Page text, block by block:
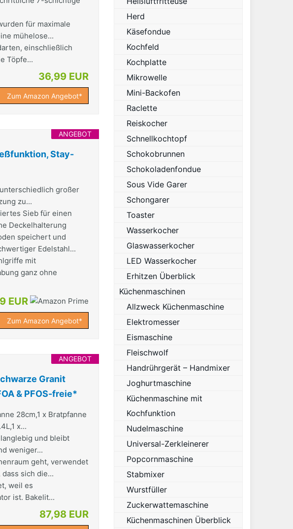
für maximale
mühelose...
einschließlich
Töpfe...
36,99 EUR
Zum Amazon Angebot*
ANGEBOT
Stay-
großer
zu...
Sieb für einen
Deckelhalterung
speichert und
Edelstahl...
mit
ganz ohne
EUR
Zum Amazon Angebot*
ANGEBOT
Granit
& PFOS-freie*
28cm,1 x Bratpfanne
x...
und bleibt
weniger...
geht, verwendet
sich die...
weil es
ist. Bakelit...
87,98 EUR
Herd
Käsefondue
Kochfeld
Kochplatte
Mikrowelle
Mini-Backofen
Raclette
Reiskocher
Schnellkochtopf
Schokobrunnen
Schokoladenfondue
Sous Vide Garer
Schongarer
Toaster
Wasserkocher
Glaswasserkocher
LED Wasserkocher
Erhitzen Überblick
Küchenmaschinen
Allzweck Küchenmaschine
Elektromesser
Eismaschine
Fleischwolf
Handrührgerät – Handmixer
Joghurtmaschine
Küchenmaschine mit
Kochfunktion
Nudelmaschine
Universal-Zerkleinerer
Popcornmaschine
Stabmixer
Wurstfüller
Zuckerwattemaschine
Küchenmaschinen Überblick